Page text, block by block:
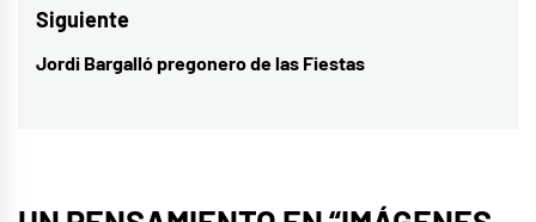
entradas
anterior:
Siguiente
Entrada
Jordi Bargalló pregonero de las Fiestas